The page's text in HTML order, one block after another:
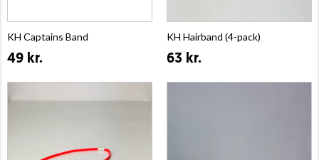
KH Captains Band
49 kr.
KH Hairband (4-pack)
63 kr.